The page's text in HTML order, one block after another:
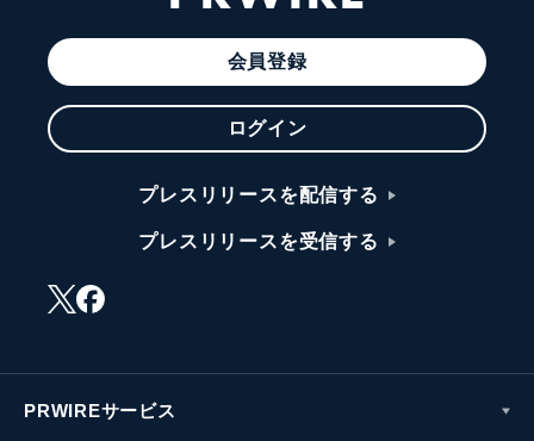
会員登録
ログイン
プレスリリースを配信する
プレスリリースを受信する
PRWIREサービス